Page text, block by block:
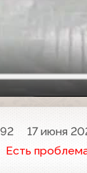
17 июня
Есть